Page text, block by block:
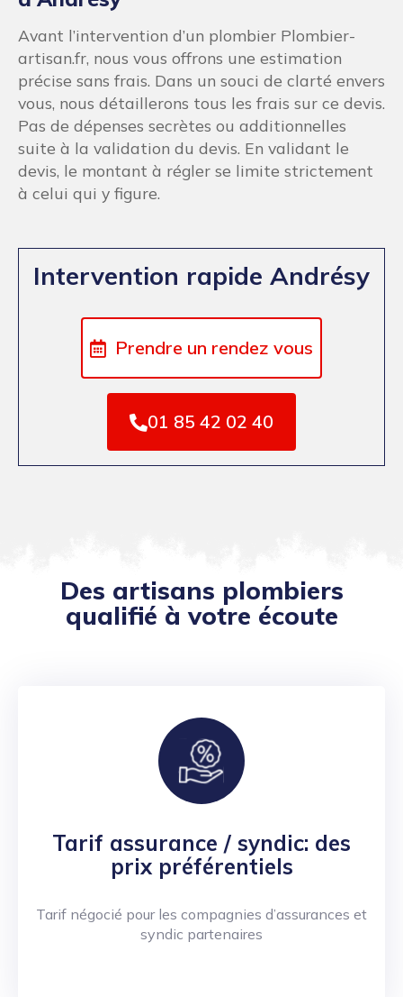
Avant l’intervention d’un plombier Plombier-
artisan.fr, nous vous offrons une estimation
précise sans frais. Dans un souci de clarté envers
vous, nous détaillerons tous les frais sur ce devis.
Pas de dépenses secrètes ou additionnelles
suite à la validation du devis. En validant le
devis, le montant à régler se limite strictement
à celui qui y figure.
Intervention rapide Andrésy
Prendre un rendez vous
01 85 42 02 40
Des artisans plombiers
qualifié à votre écoute
Tarif assurance / syndic: des
prix préférentiels
Tarif négocié pour les compagnies d’assurances et
syndic partenaires